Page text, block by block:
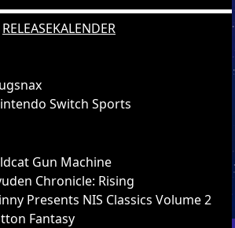
RELEASEKALENDER
Switch Sports
Gun Machine
Chronicle: Rising
Presents NIS Classics Volume 2
Fantasy